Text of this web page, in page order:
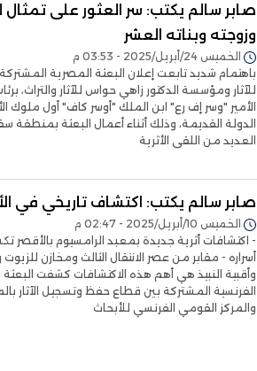
صابر سالم يكتب: سر العثور على تمثال
وزوجته وبناته العشر
الخميس 24/أبريل/2025 - 03:53 م
باهتمام شديد تابعت إعلان البعثة المصرية
للآثار ومؤسسة الدكتور زاهي حواس للآثار والتراث،
الأمير "وسر إف رع" ابن الملك "أوسر كاف" أول ملوك
الدولة القديمة، وذلك أثناء أعمال البعثة بمنطقة
العديد من اللقى الأثرية
صابر سالم يكتب: اكتشاف تاريخي في
الخميس 10/أبريل/2025 - 02:47 م
- اكتشافات أثرية جديدة بمعبد الرامسيوم
أسراره - مقابر من عصر الانتقال الثالث ومخازن
وأقبية النبيذ هي أهم هذه الاكتشافات كشفت البعثة
الفرنسية المشتركة بين قطاع حفظ وتسجيل الآثار
والمركز القومي الفرنسي للأبحاث